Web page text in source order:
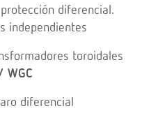
diferencial.
independientes
toroidales
WGC
diferencial